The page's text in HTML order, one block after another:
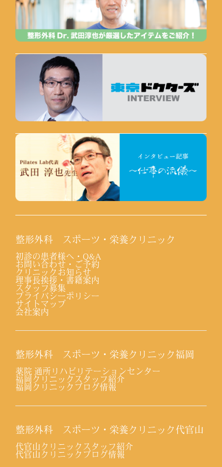
整形外科 スポーツ・栄養クリニック
初診の患者様へ・Q&A
お問い合わせ・ご予約
クリニックお知らせ
理事長挨拶・書籍案内
スタッフ募集
プライバシーポリシー
サイトマップ
会社案内
整形外科 スポーツ・栄養クリニック福岡
薬院 通所リハビリテーションセンター
福岡クリニックスタッフ紹介
福岡クリニックブログ情報
整形外科 スポーツ・栄養クリニック代官山
代官山クリニックスタッフ紹介
代官山クリニックブログ情報